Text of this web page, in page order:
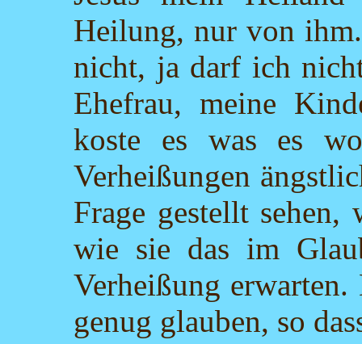
Heilung, nur von
nicht, ja darf ich
Ehefrau, meine
koste es was es
Verheißungen
Frage gestellt
wie sie das im
Verheißung
genug glauben, so